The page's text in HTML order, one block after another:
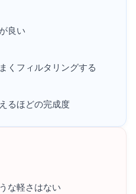
良い
くフィルタリングする
るほどの完成度
な軽さはない